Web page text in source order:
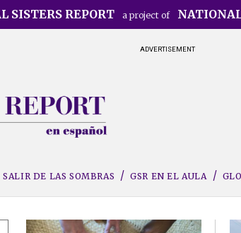
SISTERS REPORT a project of
ADVERTISEMENT
SALIR DE LAS SOMBRAS GSR EN EL AULA